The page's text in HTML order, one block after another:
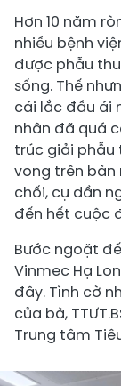
Hơn 10 năm
nhiều bệnh
được phẫu
sống. Thế
cái lắc đầu ái
nhân đã quá
trúc giải phẫu
vong trên bàn
chối, cụ dần
đến hết cuộc
Bước ngoặt
Vinmec Hạ
đây. Tình cờ
của bà,
Trung tâm